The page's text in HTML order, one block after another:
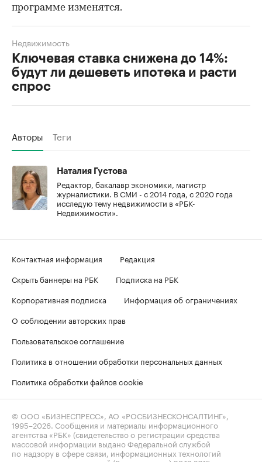
программе изменятся.
Ключевая ставка снижена до 14%:
будут ли дешеветь ипотека и расти
спрос
Недвижимость
Авторы Теги
Наталия Густова
Редактор, бакалавр экономики, магистр
журналистики. В СМИ - с 2014 года, с 2020 года
исследую тему недвижимости в «РБК-
Недвижимости».
Контактная информация
Редакция
Скрыть баннеры на РБК
Подписка на РБК
Корпоративная подписка
Информация об ограничениях
О соблюдении авторских прав
Пользовательское соглашение
Политика в отношении обработки персональных данных
Политика обработки файлов cookie
© ООО «БИЗНЕСПРЕСС», АО «РОСБИЗНЕСКОНСАЛТИНГ»,
1995–2026. Сообщения и материалы информационного
агентства «РБК» (свидетельство о регистрации средства
массовой информации выдано Федеральной службой
по надзору в сфере связи, информационных технологий